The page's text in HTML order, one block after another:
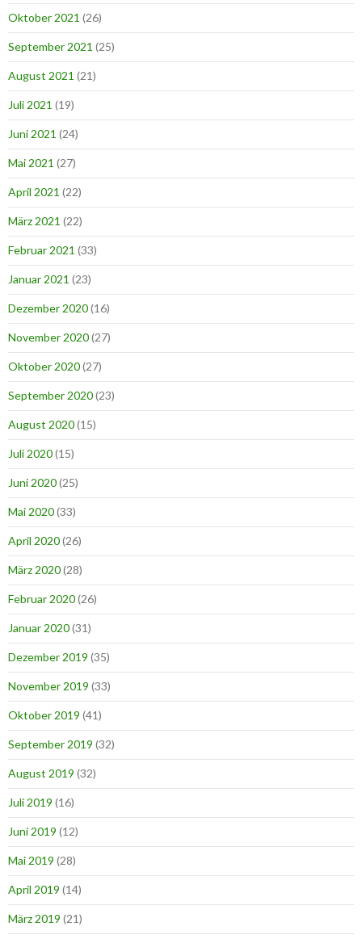
Oktober 2021 (26)
September 2021 (25)
August 2021 (21)
Juli 2021 (19)
Juni 2021 (24)
Mai 2021 (27)
April 2021 (22)
März 2021 (22)
Februar 2021 (33)
Januar 2021 (23)
Dezember 2020(16)
November 2020(27)
Oktober 2020(27)
September 2020(23)
August 2020(15)
Juli 2020(15)
Juni 2020(25)
Mai 2020(33)
April 2020(26)
März 2020(28)
Februar 2020(26)
Januar 2020(31)
Dezember 2019 (35)
November 2019 (33)
Oktober 2019 (41)
September 2019 (32)
August 2019 (32)
Juli 2019 (16)
Juni 2019 (12)
Mai 2019 (28)
April 2019 (14)
März 2019 (21)